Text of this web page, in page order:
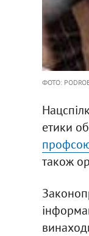
ФОТО:
етики
також